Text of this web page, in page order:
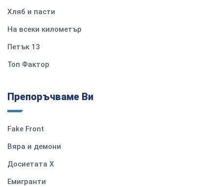
Хляб и пасти
На всеки километър
Петък 13
Топ Фактор
Препоръчваме Ви
Fake Front
Вяра и демони
Досиетата Х
Емигранти